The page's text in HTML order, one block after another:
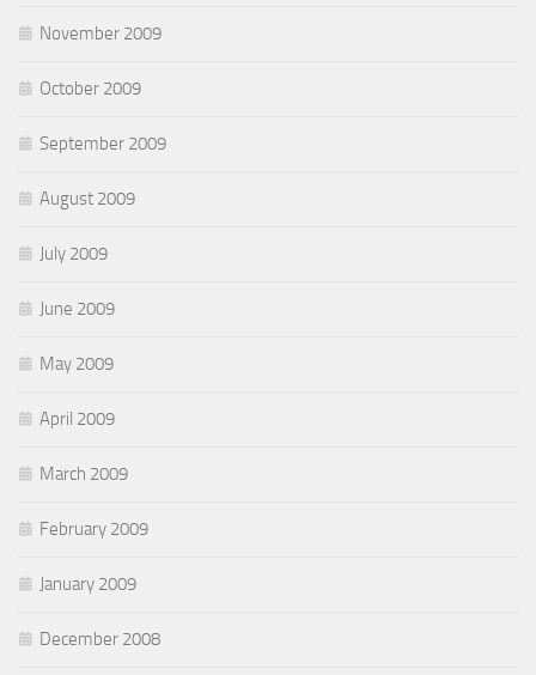
November 2009
October 2009
September 2009
August 2009
July 2009
June 2009
May 2009
April 2009
March 2009
February 2009
January 2009
December 2008